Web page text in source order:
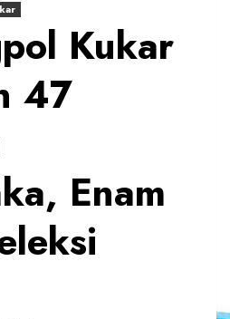
Kukar
47
Enam